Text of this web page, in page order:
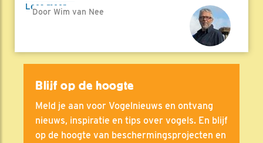
Lees meer
Door Wim van Nee
Blijf op de hoogte
Meld je aan voor Vogelnieuws en ontvang
nieuws, inspiratie en tips over vogels. En blijf
op de hoogte van beschermingsprojecten en